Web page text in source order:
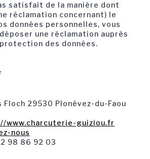
satisfait de la manière dont
réclamation concernant) le
données personnelles, vous
une réclamation auprès
des données.
Floch 29530 Plonévez-du-Faou
www.charcuterie-guiziou.fr
nous
98 86 92 03